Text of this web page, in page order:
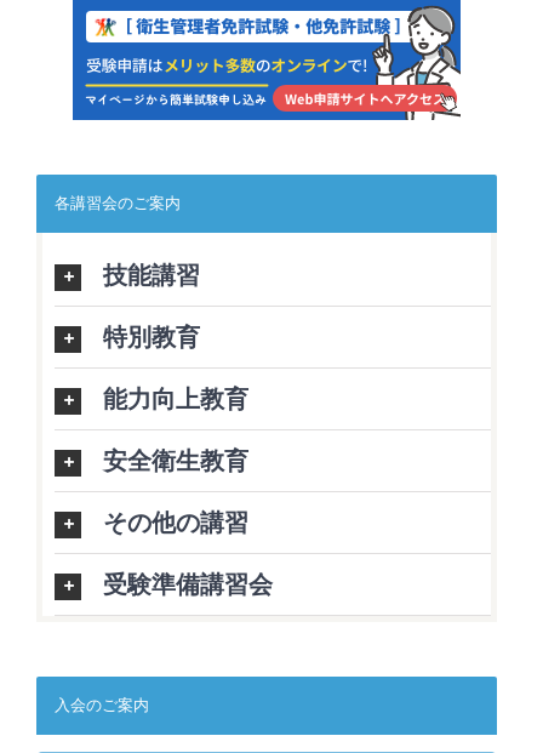
各講習会のご案内
技能講習
特別教育
能力向上教育
安全衛生教育
その他の講習
受験準備講習会
入会のご案内